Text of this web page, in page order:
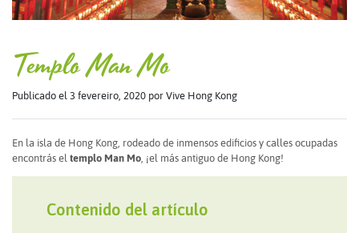
Templo Man Mo
Publicado el 3 fevereiro, 2020 por Vive Hong Kong
En la isla de Hong Kong, rodeado de inmensos edificios y calles ocupadas
encontrás el templo Man Mo , ¡el más antiguo de Hong Kong!
Contenido del artículo